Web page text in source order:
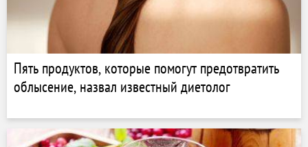
Пять продуктов, которые помогут предотвратить
облысение, назвал известный диетолог